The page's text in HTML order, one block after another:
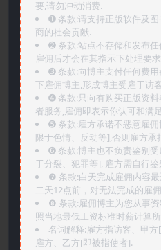
要,请勿冲动消费.
➊️ 条款:请支持正版软件及
商的社会贡献.
➋️ 条款:站点不存储和发布
雇佣后才会在其指示下处理要
➌️ 条款:向博主支付任何费
下雇佣博主,形成博主受雇于访
➍️ 条款:只向有购买正版资
者服务,雇佣即表示你认可和满
➎ 条款:雇方承诺不恶意雇
限于色情、反动等],否则雇方承
➏️ 条款:博主也不负责鉴别
于分裂、犯罪等], 雇方需自行
❼ 条款:白天完成雇佣内容
二天12点前，对无法完成的雇
❽ 条款:雇佣博主为您从事
照当地最低工资标准时薪计算
名词解释:雇方指访客、甲
雇方、乙方[即被指使者].